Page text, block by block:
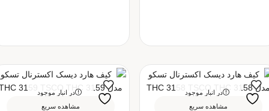
در انبار موجود
نمی باشد
مشاهده سریع
در انبار موجود
نمی باشد
مشاهده سریع